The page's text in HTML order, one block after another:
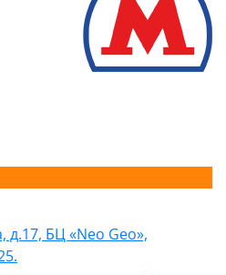
д.17, БЦ «Neo Geo»,